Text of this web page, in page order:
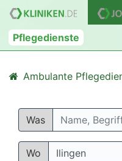
Pflegedienste
Ambulante
Was
Wo